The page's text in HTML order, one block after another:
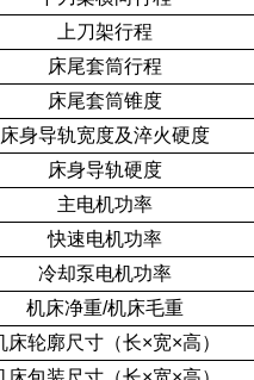
上刀架行程
床尾套筒行程
床尾套筒锥度
床身导轨宽度及淬火硬度
床身导轨硬度
主电机功率
快速电机功率
冷却泵电机功率
机床净重/机床毛重
床轮廓尺寸（长×宽×高）